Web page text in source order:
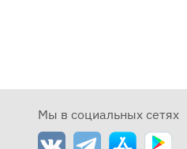
Мы в социальных сетях